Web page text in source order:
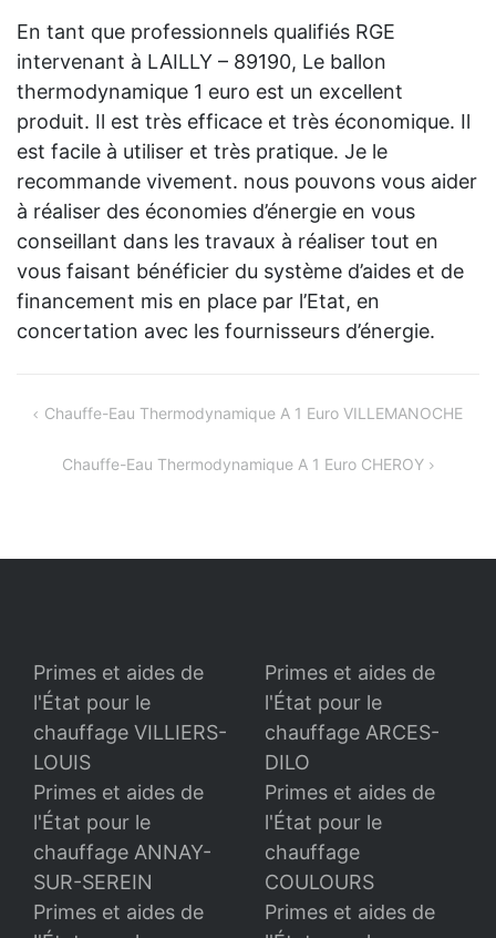
En tant que professionnels qualifiés RGE
intervenant à LAILLY – 89190, Le ballon
thermodynamique 1 euro est un excellent
produit. Il est très efficace et très économique. Il
est facile à utiliser et très pratique. Je le
recommande vivement. nous pouvons vous aider
à réaliser des économies d’énergie en vous
conseillant dans les travaux à réaliser tout en
vous faisant bénéficier du système d’aides et de
financement mis en place par l’Etat, en
concertation avec les fournisseurs d’énergie.
Navigation
Chauffe-Eau Thermodynamique A 1 Euro VILLEMANOCHE
Chauffe-Eau Thermodynamique A 1 Euro CHEROY
Primes et aides de
l'État pour le
chauffage VILLIERS-
LOUIS
Primes et aides de
l'État pour le
chauffage ARCES-
DILO
Primes et aides de
l'État pour le
chauffage ANNAY-
SUR-SEREIN
Primes et aides de
l'État pour le
chauffage
COULOURS
Primes et aides de
Primes et aides de